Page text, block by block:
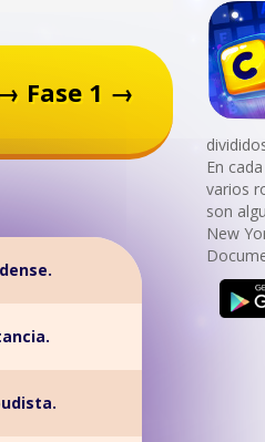
Fase 1 →
En
varios
son
New